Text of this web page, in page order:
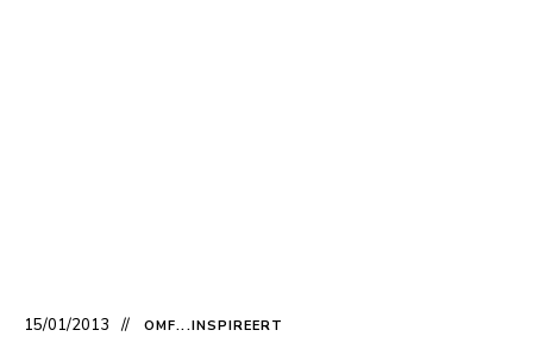
15/01/2013 OMF...INSPIREERT